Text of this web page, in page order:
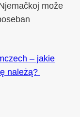
može